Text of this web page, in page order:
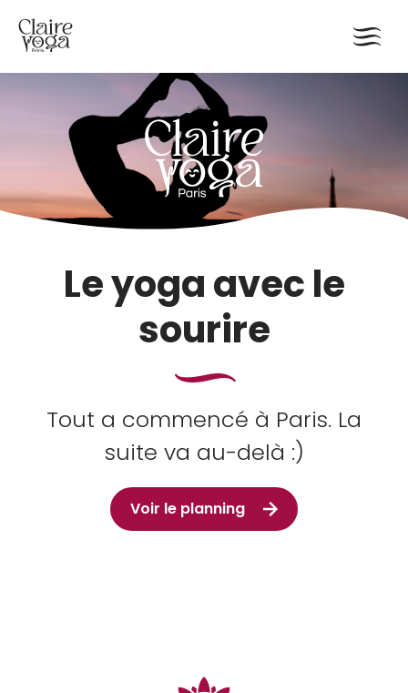
Le yoga avec le
sourire
Tout a commencé à Paris. La
suite va au-delà :)
Voir le planning